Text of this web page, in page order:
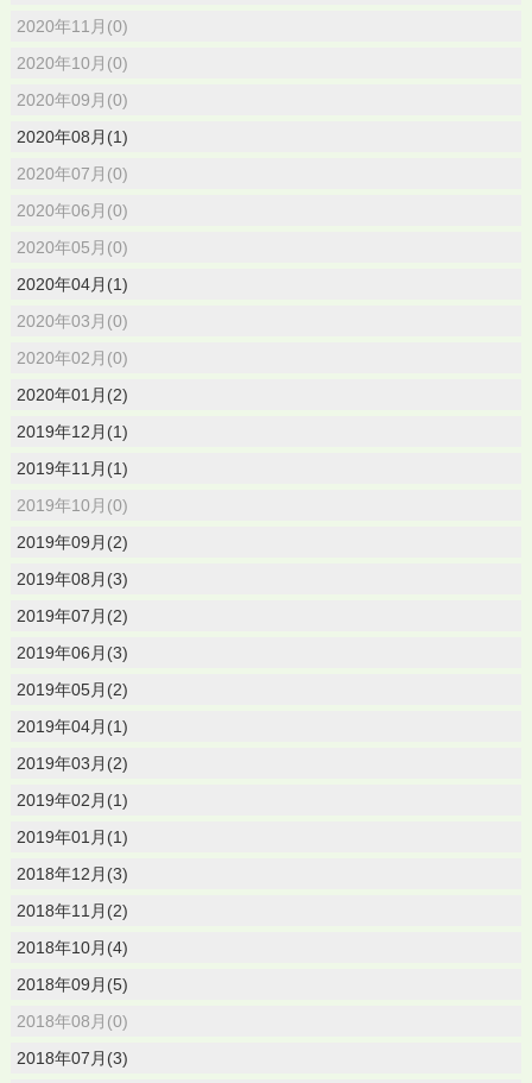
2020年11月(0)
2020年10月(0)
2020年09月(0)
2020年08月(1)
2020年07月(0)
2020年06月(0)
2020年05月(0)
2020年04月(1)
2020年03月(0)
2020年02月(0)
2020年01月(2)
2019年12月(1)
2019年11月(1)
2019年10月(0)
2019年09月(2)
2019年08月(3)
2019年07月(2)
2019年06月(3)
2019年05月(2)
2019年04月(1)
2019年03月(2)
2019年02月(1)
2019年01月(1)
2018年12月(3)
2018年11月(2)
2018年10月(4)
2018年09月(5)
2018年08月(0)
2018年07月(3)